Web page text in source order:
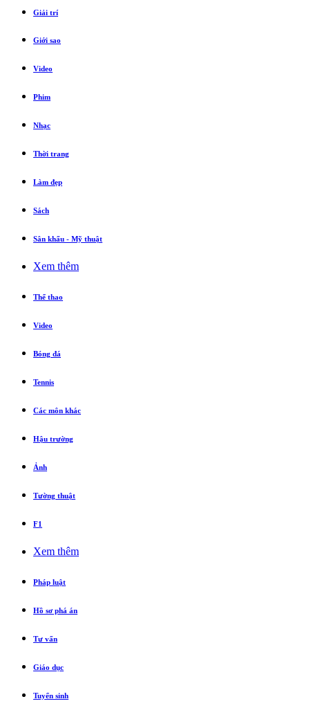
Giải trí
Giới sao
Video
Phim
Nhạc
Thời trang
Làm đẹp
Sách
Sân khấu - Mỹ thuật
Xem thêm
Thể thao
Video
Bóng đá
Tennis
Các môn khác
Hậu trường
Ảnh
Tường thuật
F1
Xem thêm
Pháp luật
Hồ sơ phá án
Tư vấn
Giáo dục
Tuyển sinh